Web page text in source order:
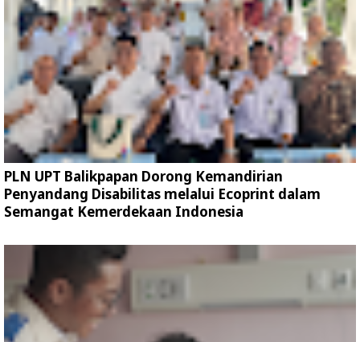
PLN UPT Balikpapan Dorong Kemandirian
Penyandang Disabilitas melalui Ecoprint dalam
Semangat Kemerdekaan Indonesia